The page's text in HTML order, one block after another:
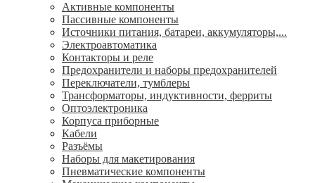
Активные компоненты
Пассивные компоненты
Источники питания, батареи, аккумуляторы,...
Электроавтоматика
Контакторы и реле
Предохранители и наборы предохранителей
Переключатели, тумблеры
Трансформаторы, индуктивности, ферриты
Oптоэлектроника
Корпуса приборные
Кабели
Разъёмы
Наборы для макетирования
Пневматические компоненты